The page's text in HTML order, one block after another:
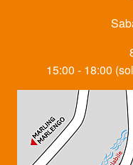
15:00 - 18:00